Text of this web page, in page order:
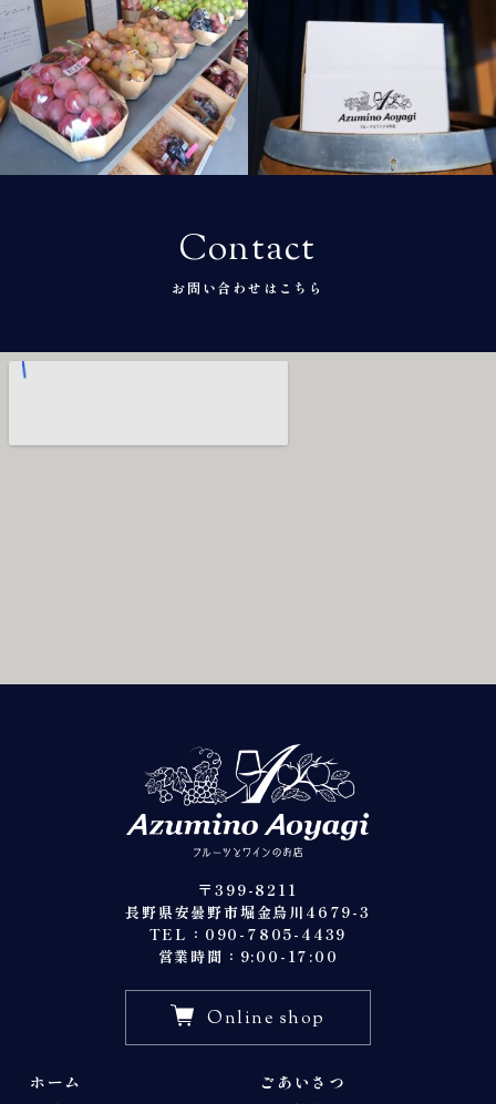
10月 14 10月 5
Contact
お問い合わせはこちら
〒399-8211
長野県安曇野市堀金烏川4679-3
TEL：090-7805-4439
営業時間：9:00-17:00
Online shop
ホーム
ごあいさつ